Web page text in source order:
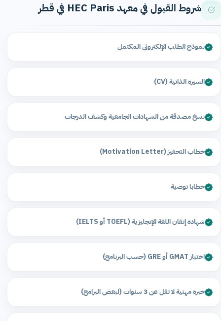
شروط القبول في معهد HEC Paris في قطر
نموذج الطلب الإلكتروني المكتمل
السيرة الذاتية (CV)
نسخ مصدقة من الشهادات الجامعية وكشف الدرجات
خطاب التحفيز (Motivation Letter)
خطابا توصية
شهادة إتقان اللغة الإنجليزية (TOEFL أو IELTS)
اختبار GMAT أو GRE (حسب البرنامج)
خبرة مهنية لا تقل عن 3 سنوات (لبعض البرامج)